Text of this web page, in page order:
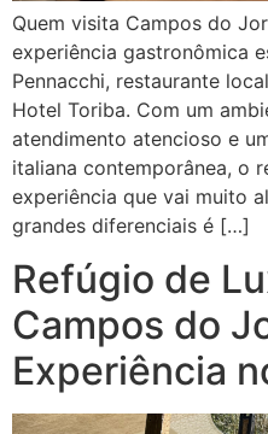
Quem visita Campos do
experiência gastronômica
Pennacchi, restaurante
Hotel Toriba. Com um
atendimento atencioso e
italiana contemporânea, o
experiência que vai muito
grandes diferenciais é […]
Refúgio de
Campos do
Experiência